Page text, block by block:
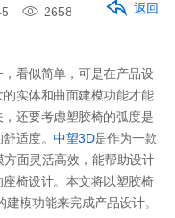
2658 返回
看似简单，可是在产品设
实体和曲面建模功能才能
还要考虑塑胶椅的弧度是
适度。 中望3D是作为一款
面灵活高效，能帮助设计
椅设计。本文将以塑胶椅
模功能来完成产品设计。